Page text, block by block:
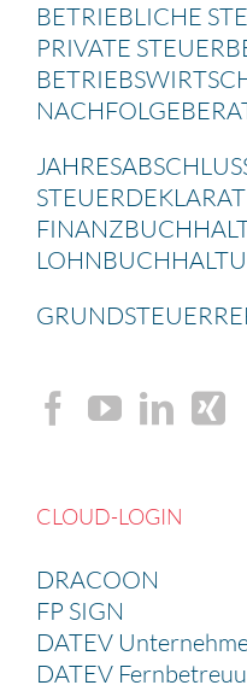
BETRIEB­LICHE
PRIVATE
CLOUD-LOGIN
DRACOON
FP SIGN
DATEV
DATEV